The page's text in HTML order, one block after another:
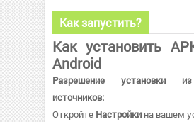
Как запустить?
Как установить
Android
Разрешение установки
источников:
Откройте Настройки на вашем